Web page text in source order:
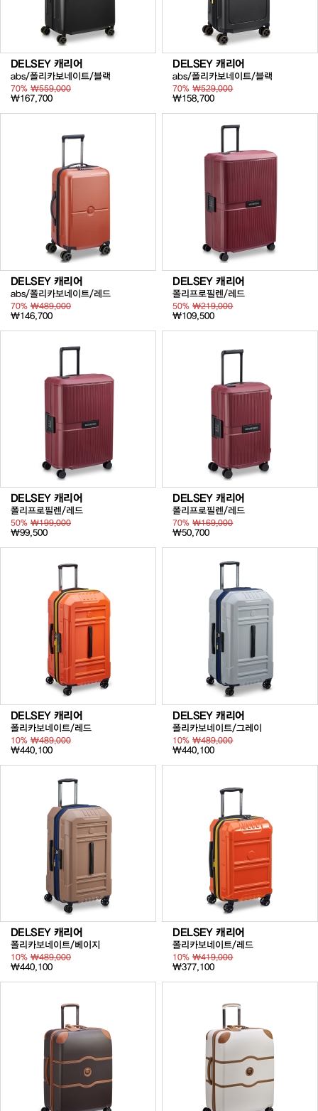
DELSEY 캐리어
abs/폴리카보네이트/블랙
70% ₩559,000
₩167,700
DELSEY 캐리어
abs/폴리카보네이트/블랙
70%₩529,000
₩158,700
DELSEY 캐리어
abs/폴리카보네이트/레드
70% ₩489,000
₩146,700
DELSEY 캐리어
폴리프로필렌/레드
50%₩219,000
₩109,500
DELSEY 캐리어
폴리프로필렌/레드
50% ₩199,000
₩99,500
DELSEY 캐리어
폴리프로필렌/레드
70%₩169,000
₩50,700
DELSEY 캐리어
폴리카보네이트/레드
10% ₩489,000
₩440,100
DELSEY 캐리어
폴리카보네이트/그레이
10%₩489,000
₩440,100
DELSEY 캐리어
폴리카보네이트/베이지
10% ₩489,000
₩440,100
DELSEY 캐리어
폴리카보네이트/레드
10%₩419,000
₩377,100